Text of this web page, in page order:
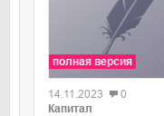
полная версия
14.11.2023
0
Капитал